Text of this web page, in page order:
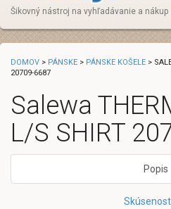
Šikovný nástroj na vyhľadávanie a
DOMOV > PÁNSKE > PÁNSKE KOŠELE >
20709-6687
Salewa
L/S SHIRT
Popis